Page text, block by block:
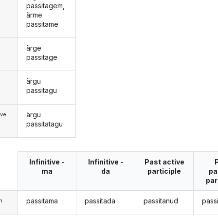
passitagem,
ärme
passitame
ärge
passitage
ärgu
passitagu
ärgu
passitatagu
Infinitive -
ma
passitama
Infinitive -
da
passitada
Past active
participle
passitanud